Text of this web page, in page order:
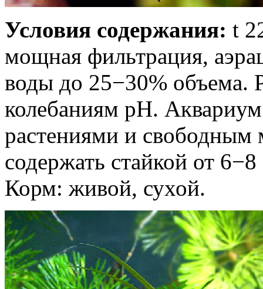
Условия содержания: t
мощная фильтрация,
воды до 25−30% объема.
колебаниям pH.
растениями и свободным
содержать стайкой от
Корм: живой, сухой.